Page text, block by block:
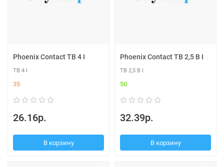
Phoenix Contact TB 4 I
TB 4 I
35
26.16р.
В корзину
Phoenix Contact TB 2,5 B I
TB 2,5 B I
50
32.39р.
В корзину